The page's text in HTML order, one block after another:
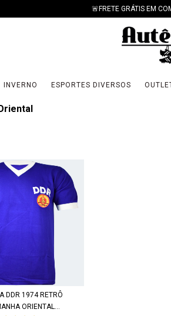
🚨FRETE GRÁTIS EM
INVERNO ESPORTES DIVERSOS
DDR 1974 RETRÔ
ORIENTAL...